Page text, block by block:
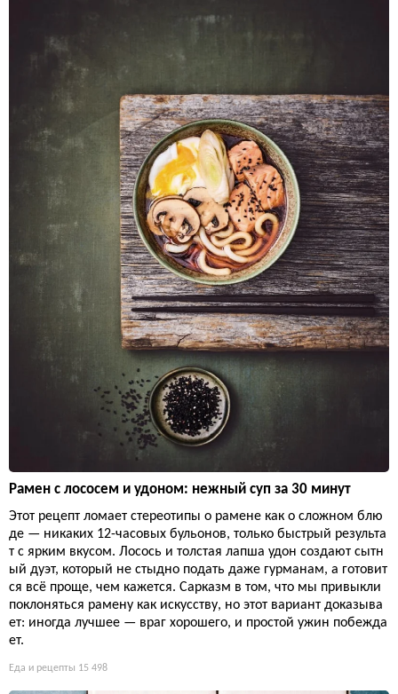
Рамен с лососем и удоном: нежный суп за 30 минут
Этот рецепт ломает стереотипы о рамене как о сложном блю
де — никаких 12-часовых бульонов, только быстрый результа
т с ярким вкусом. Лосось и толстая лапша удон создают сытн
ый дуэт, который не стыдно подать даже гурманам, а готовит
ся всё проще, чем кажется. Сарказм в том, что мы привыкли
поклоняться рамену как искусству, но этот вариант доказыва
ет: иногда лучшее — враг хорошего, и простой ужин побежда
ет.
Еда и рецепты 15 498